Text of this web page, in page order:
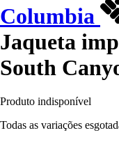
Columbia
Jaqueta
South
Produto indisponível
Todas as variações